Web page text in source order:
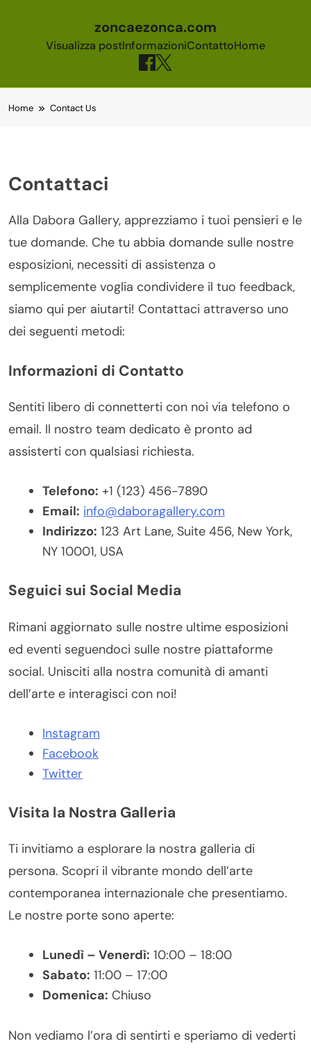
zoncaezonca.com
Visualizza postInformazioniContattoHome
Home Contact Us
Contattaci
Alla Dabora Gallery, apprezziamo i tuoi pensieri e le
tue domande. Che tu abbia domande sulle nostre
esposizioni, necessiti di assistenza o
semplicemente voglia condividere il tuo feedback,
siamo qui per aiutarti! Contattaci attraverso uno
dei seguenti metodi:
Informazioni di Contatto
Sentiti libero di connetterti con noi via telefono o
email. Il nostro team dedicato è pronto ad
assisterti con qualsiasi richiesta.
Telefono: +1 (123) 456-7890
Email: info@daboragallery.com
Indirizzo: 123 Art Lane, Suite 456, New York,
NY 10001, USA
Seguici sui Social Media
Rimani aggiornato sulle nostre ultime esposizioni
ed eventi seguendoci sulle nostre piattaforme
social. Unisciti alla nostra comunità di amanti
dell’arte e interagisci con noi!
Instagram
Facebook
Twitter
Visita la Nostra Galleria
Ti invitiamo a esplorare la nostra galleria di
persona. Scopri il vibrante mondo dell’arte
contemporanea internazionale che presentiamo.
Le nostre porte sono aperte:
Lunedì – Venerdì: 10:00 – 18:00
Sabato: 11:00 – 17:00
Domenica: Chiuso
Non vediamo l’ora di sentirti e speriamo di vederti